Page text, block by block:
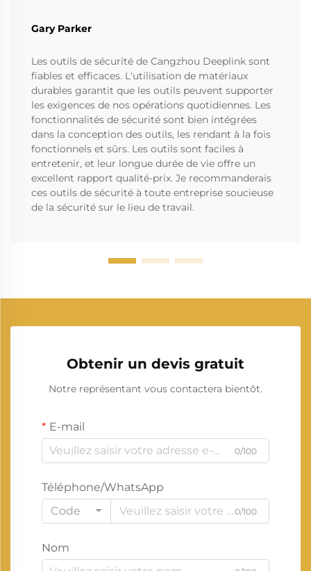
Gary Parker
Les outils de sécurité de Cangzhou Deeplink sont
fiables et efficaces. L'utilisation de matériaux
durables garantit que les outils peuvent supporter
les exigences de nos opérations quotidiennes. Les
fonctionnalités de sécurité sont bien intégrées
dans la conception des outils, les rendant à la fois
fonctionnels et sûrs. Les outils sont faciles à
entretenir, et leur longue durée de vie offre un
excellent rapport qualité-prix. Je recommanderais
ces outils de sécurité à toute entreprise soucieuse
de la sécurité sur le lieu de travail.
Obtenir un devis gratuit
Notre représentant vous contactera bientôt.
E-mail
0/100
Téléphone/WhatsApp
Code
0/100
Nom